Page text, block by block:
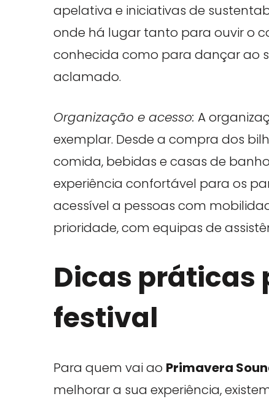
apelativa e iniciativas de
onde há lugar tanto para ouvir o
conhecida como para dançar ao
aclamado.
Organização e acesso: A
exemplar. Desde a compra dos
comida, bebidas e casas de
experiência confortável para os
acessível a pessoas com
prioridade, com equipas de
Dicas práticas
festival
Para quem vai ao Primavera
melhorar a sua experiência,